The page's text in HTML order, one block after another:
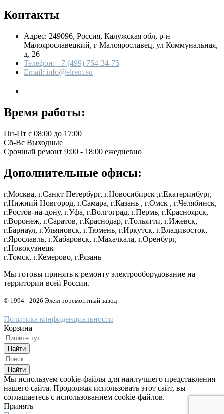
Контакты
Адрес: 249096, Россия, Калужская обл, р-н
Малоярославецкий, г Малоярославец, ул Коммунальная,
д. 26
Телефон: +7 (499) 754-34-75
Email: info@elrem.su
Время работы:
Пн-Пт с 08:00 до 17:00
Сб-Вс Выходные
Срочный ремонт 9:00 - 18:00 ежедневно
Дополнительные офисы:
г.Москва, г.Санкт Петербург, г.Новосибирск ,г.Екатеринбург,
г.Нижний Новгород, г.Самара, г.Казань , г.Омск , г.Челябинск,
г.Ростов-на-дону, г.Уфа, г.Волгоград, г.Пермь, г.Красноярск,
г.Воронеж, г.Саратов, г.Краснодар, г.Тольятти, г.Ижевск,
г.Барнаул, г.Ульяновск, г.Тюмень, г.Иркутск, г.Владивосток,
г.Ярославль, г.Хабаровск, г.Махачкала, г.Оренбург,
г.Новокузнецк
г.Томск, г.Кемерово, г.Рязань
Мы готовы принять к ремонту электрооборудование на
территории всей России.
© 1994 - 2026 Электроремонтный завод
Политика конфиденциальности
Корзина
Мы используем cookie-файлы для наилучшего представления
нашего сайта. Продолжая использовать этот сайт, вы
соглашаетесь с использованием cookie-файлов.
Принять